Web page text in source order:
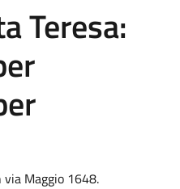
Teresa:
Maggio 1648.